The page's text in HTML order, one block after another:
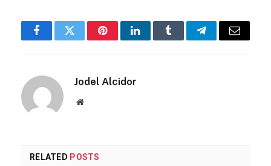
FacebookTwitterPinterestLinkedInTumblrTelegramEmail
Jodel Alcidor
Website
RELATED POSTS